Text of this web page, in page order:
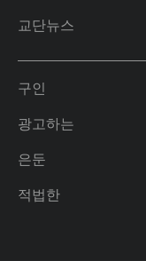
교단뉴스
구인
광고하는
은둔
적법한